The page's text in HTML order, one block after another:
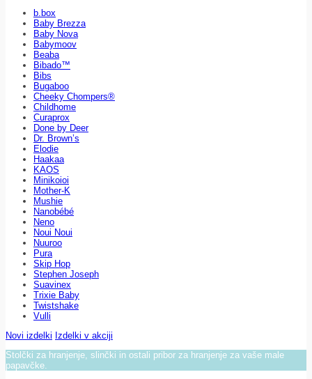
b.box
Baby Brezza
Baby Nova
Babymoov
Beaba
Bibado™
Bibs
Bugaboo
Cheeky Chompers®
Childhome
Curaprox
Done by Deer
Dr. Brown’s
Elodie
Haakaa
KAOS
Minikoioi
Mother-K
Mushie
Nanobébé
Neno
Noui Noui
Nuuroo
Pura
Skip Hop
Stephen Joseph
Suavinex
Trixie Baby
Twistshake
Vulli
Novi izdelki Izdelki v akciji
Stolčki za hranjenje, slinčki in ostali pribor za hranjenje za vaše male
papavčke.